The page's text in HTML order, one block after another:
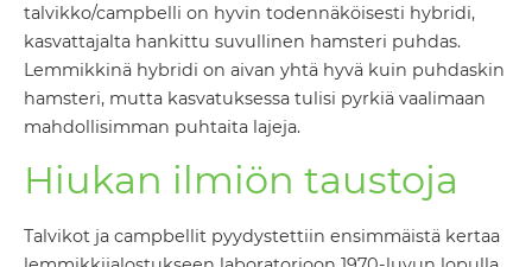
talvikko/campbelli on hyvin todennäköisesti hybridi,
kasvattajalta hankittu suvullinen hamsteri puhdas.
Lemmikkinä hybridi on aivan yhtä hyvä kuin puhdaskin
hamsteri, mutta kasvatuksessa tulisi pyrkiä vaalimaan
mahdollisimman puhtaita lajeja.
Hiukan ilmiön taustoja
Talvikot ja campbellit pyydystettiin ensimmäistä kertaa